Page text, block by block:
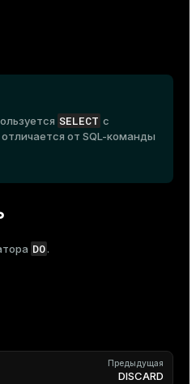
SELECT с
от SQL-команды
DO.
Предыдущая
DISCARD